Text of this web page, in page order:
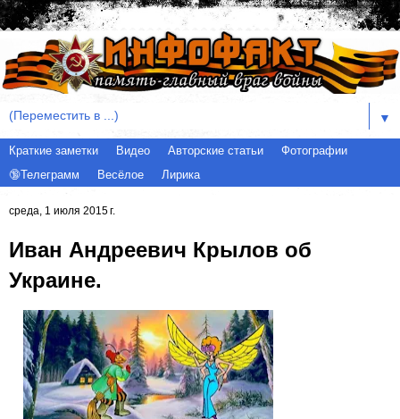
▼
Краткие заметки Видео Авторские статьи
Фотографии
🔞Телеграмм
Весёлое Лирика
среда, 1 июля 2015 г.
Иван Андреевич Крылов об
Украине.